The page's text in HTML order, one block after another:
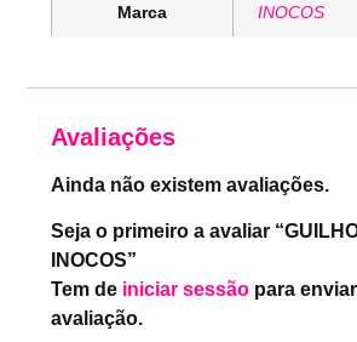
Marca INOCOS
Avaliações
Ainda não existem avaliações.
Seja o primeiro a avaliar
INOCOS”
Tem de iniciar sessão para
avaliação.